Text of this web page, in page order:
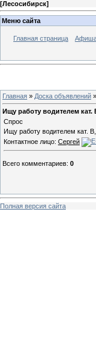
[Лесосибирск]
Меню сайта
Главная страница
Главная » Доска объявлений »
Ищу работу водителем кат.
Спрос
Ищу работу водителем кат.
Контактное лицо: Сергей
Всего комментариев: 0
Полная версия сайта